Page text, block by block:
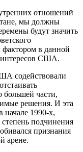
отношений
мы должны
будут значить
фактором в данной
интересов США.
содействовали
большей части,
решения. И эта
начале 1990-х,
подчинения
признания
арене.